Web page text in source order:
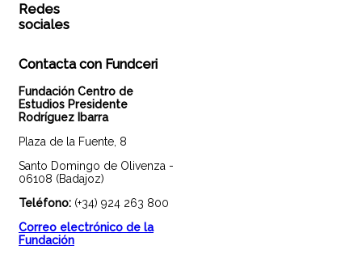
Redes
sociales
Contacta con Fundceri
Fundación Centro de
Estudios Presidente
Rodríguez Ibarra
Plaza de la Fuente, 8
Santo Domingo de Olivenza -
06108 (Badajoz)
Teléfono: (+34) 924 263 800
Correo electrónico de la
Fundación